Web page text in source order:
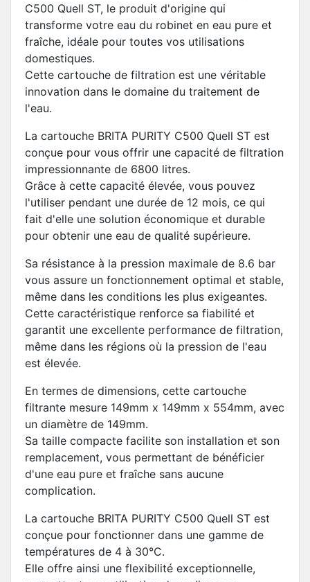
C500 Quell ST, le produit d'origine qui
transforme votre eau du robinet en eau pure et
fraîche, idéale pour toutes vos utilisations
domestiques.
Cette cartouche de filtration est une véritable
innovation dans le domaine du traitement de
l'eau.
La cartouche BRITA PURITY C500 Quell ST est
conçue pour vous offrir une capacité de filtration
impressionnante de 6800 litres.
Grâce à cette capacité élevée, vous pouvez
l'utiliser pendant une durée de 12 mois, ce qui
fait d'elle une solution économique et durable
pour obtenir une eau de qualité supérieure.
Sa résistance à la pression maximale de 8.6 bar
vous assure un fonctionnement optimal et stable,
même dans les conditions les plus exigeantes.
Cette caractéristique renforce sa fiabilité et
garantit une excellente performance de filtration,
même dans les régions où la pression de l'eau
est élevée.
En termes de dimensions, cette cartouche
filtrante mesure 149mm x 149mm x 554mm, avec
un diamètre de 149mm.
Sa taille compacte facilite son installation et son
remplacement, vous permettant de bénéficier
d'une eau pure et fraîche sans aucune
complication.
La cartouche BRITA PURITY C500 Quell ST est
conçue pour fonctionner dans une gamme de
températures de 4 à 30°C.
Elle offre ainsi une flexibilité exceptionnelle,